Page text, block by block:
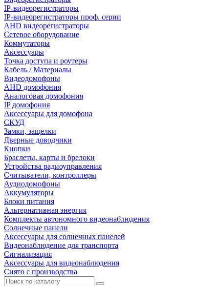
IP-видеорегистраторы
IP-видеорегистраторы проф. серии
AHD видеорегистраторы
Сетевое оборудование
Коммутаторы
Аксессуары
Точка доступа и роутеры
Кабель / Материалы
Видеодомофоны
AHD домофония
Аналоговая домофония
IP домофония
Аксессуары для домофона
СКУД
Замки, защелки
Дверные доводчики
Кнопки
Браслеты, карты и брелоки
Устройства радиоуправления
Считыватели, контроллеры
Аудиодомофоны
Аккумуляторы
Блоки питания
Альтернативная энергия
Комплекты автономного видеонаблюдения
Солнечные панели
Аксессуары для солнечных панелей
Видеонаблюдение для транспорта
Сигнализация
Аксессуары для видеонаблюдения
Снято с производства